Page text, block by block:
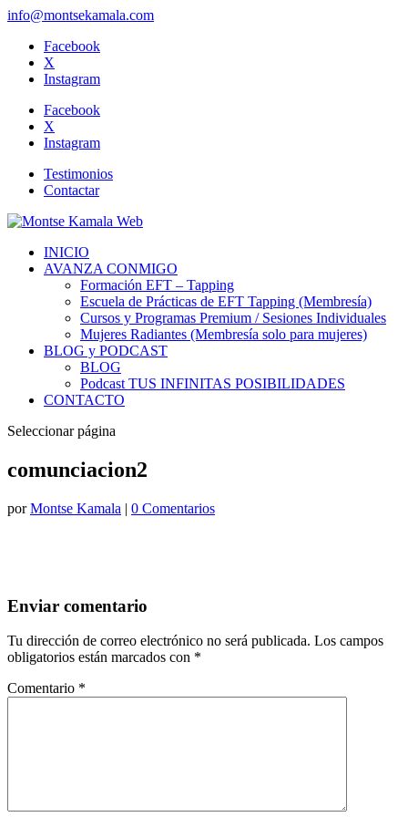
info@montsekamala.com
Facebook
X
Instagram
Facebook
X
Instagram
Testimonios
Contactar
INICIO
AVANZA CONMIGO
Formación EFT – Tapping
Escuela de Prácticas de EFT Tapping (Membresía)
Cursos y Programas Premium / Sesiones Individuales
Mujeres Radiantes (Membresía solo para mujeres)
BLOG y PODCAST
BLOG
Podcast TUS INFINITAS POSIBILIDADES
CONTACTO
Seleccionar página
comunciacion2
porMontse Kamala | 0 Comentarios
Enviar comentario
Tu dirección de correo electrónico no será publicada. Los campos
obligatorios están marcados con *
Comentario *